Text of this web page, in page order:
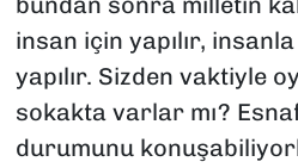
insan için yapılır,
yapılır. Sizden vaktiyle
sokakta varlar mı?
durumunu